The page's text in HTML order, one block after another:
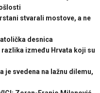
stvarali mostove, a ne
desnica
razlika između Hrvata koji su
je svedena na lažnu dilemu,